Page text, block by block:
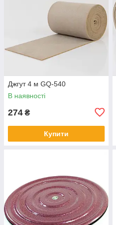
Джгут 4 м GQ-540
В наявності
274 ₴
Купити